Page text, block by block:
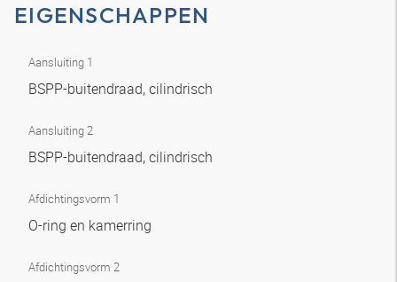
EIGENSCHAPPEN
Aansluiting 1
BSPP-buitendraad, cilindrisch
Aansluiting 2
BSPP-buitendraad, cilindrisch
Afdichtingsvorm 1
O-ring en kamerring
Afdichtingsvorm 2